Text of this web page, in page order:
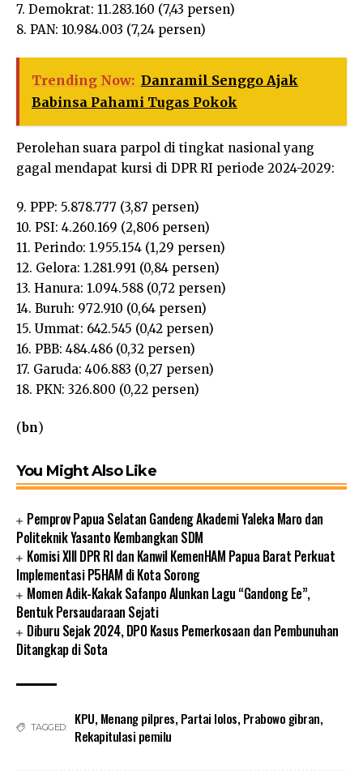
7. Demokrat: 11.283.160 (7,43 persen)
8. PAN: 10.984.003 (7,24 persen)
Trending Now: Danramil Senggo Ajak
Babinsa Pahami Tugas Pokok
Perolehan suara parpol di tingkat nasional yang
gagal mendapat kursi di DPR RI periode 2024-2029:
9. PPP: 5.878.777 (3,87 persen)
10. PSI: 4.260.169 (2,806 persen)
11. Perindo: 1.955.154 (1,29 persen)
12. Gelora: 1.281.991 (0,84 persen)
13. Hanura: 1.094.588 (0,72 persen)
14. Buruh: 972.910 (0,64 persen)
15. Ummat: 642.545 (0,42 persen)
16. PBB: 484.486 (0,32 persen)
17. Garuda: 406.883 (0,27 persen)
18. PKN: 326.800 (0,22 persen)
(bn)
You Might Also Like
Pemprov Papua Selatan Gandeng Akademi Yaleka Maro dan
Politeknik Yasanto Kembangkan SDM
Komisi XIII DPR RI dan Kanwil KemenHAM Papua Barat Perkuat
Implementasi P5HAM di Kota Sorong
Momen Adik-Kakak Safanpo Alunkan Lagu “Gandong Ee”,
Bentuk Persaudaraan Sejati
Diburu Sejak 2024, DPO Kasus Pemerkosaan dan Pembunuhan
Ditangkap di Sota
TAGGED: KPU, Menang pilpres, Partai lolos, Prabowo gibran,
Rekapitulasi pemilu